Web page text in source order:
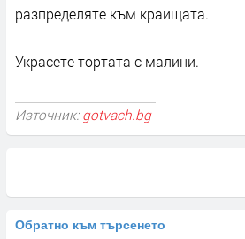
разпределяте към краищата.
Украсете тортата с малини.
Източник: gotvach.bg
Обратно към търсенето